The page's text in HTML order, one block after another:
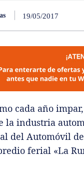
19/05/2017
cada año
la industria
del Automóvil
ferial «La